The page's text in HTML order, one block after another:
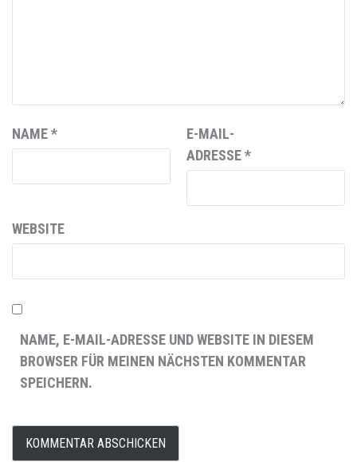
NAME*
E-MAIL-
ADRESSE*
WEBSITE
NAME, E-MAIL-ADRESSE UND WEBSITE IN DIESEM
BROWSER FÜR MEINEN NÄCHSTEN KOMMENTAR
SPEICHERN.